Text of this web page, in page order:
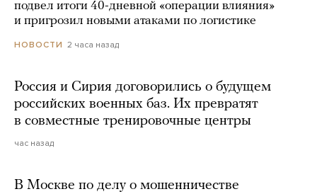
подвел итоги 40-дневной «операции влияния»
и пригрозил новыми атаками по логистике
НОВОСТИ 2 часа назад
Россия и Сирия договорились о будущем
российских военных баз. Их превратят
в совместные тренировочные центры
час назад
В Москве по делу о мошенничестве